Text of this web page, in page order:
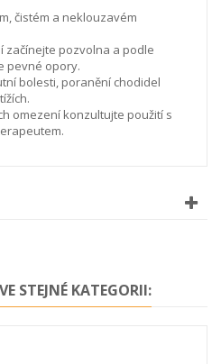
čistém a neklouzavém
začínejte pozvolna a podle
pevné opory.
bolesti, poranění chodidel
omezení konzultujte použití s
STEJNÉ KATEGORII: